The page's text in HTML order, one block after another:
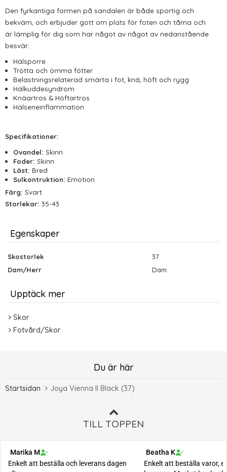
Den fyrkantiga formen på sandalen är både sportig och
bekväm, och erbjuder gott om plats för foten och tårna och
är lämplig för dig som har något av något av nedanstående
besvär:
Hälsporre
Trötta och ömma fötter
Belastningsrelaterad smärta i fot, knä, höft och rygg
Hälkuddesyndrom
Knäartros & Höftartros
Hälseneinflammation
Specifikationer:
Ovandel: Skinn
Foder: Skinn
Läst: Bred
Sulkontruktion: Emotion
Färg: Svart
Storlekar: 35-43
Egenskaper
Skostorlek
37
Dam/Herr
Dam
Upptäck mer
Skor
Fotvård/Skor
Du är här
Startsidan Joya Vienna II Black (37)
TILL TOPPEN